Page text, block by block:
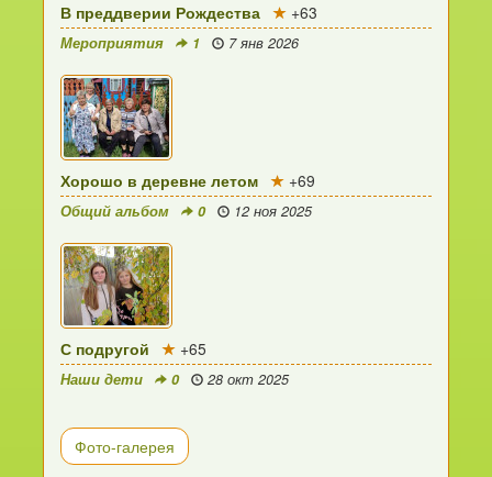
В преддверии Рождества +63
Мероприятия 1 7 янв 2026
Хорошо в деревне летом +69
Общий альбом 0 12 ноя 2025
С подругой +65
Наши дети 0 28 окт 2025
Фото-галерея